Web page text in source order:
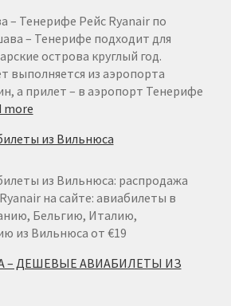
– Тенерифе Рейс Ryanair по
– Тенерифе подходит для
острова круглый год.
выполняется из аэропорта
а прилет – в аэропорт Тенерифе
more:
НА
ИЗ
ВАРШАВЫ
ОТ
€
из Вильнюса
из Вильнюса: распродажа
на сайте: авиабилеты в
Бельгию, Италию,
из Вильнюса от €19
– ДЕШЕВЫЕ АВИАБИЛЕТЫ ИЗ